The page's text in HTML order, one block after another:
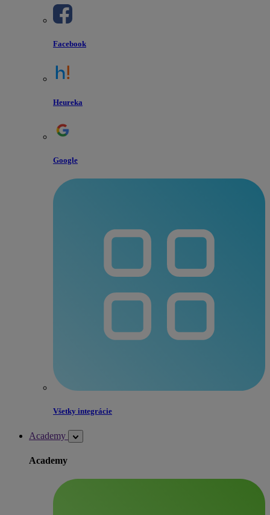
Facebook
Heureka
Google
Všetky integrácie
Academy
Academy